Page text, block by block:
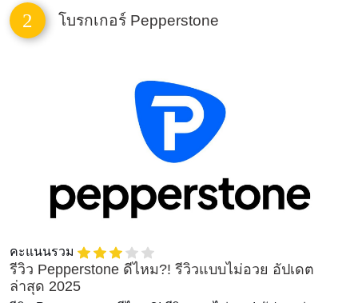
2 โบรกเกอร์ Pepperstone
คะแนนรวม
รีวิว Pepperstone ดีไหม?! รีวิวแบบไม่อวย อัปเดต
ล่าสุด 2025